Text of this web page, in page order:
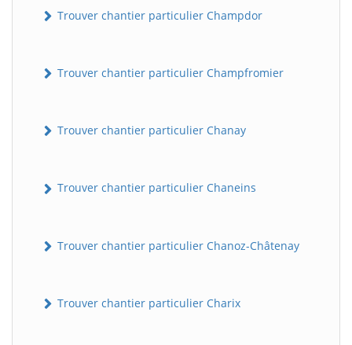
Trouver chantier particulier Champdor
Trouver chantier particulier Champfromier
Trouver chantier particulier Chanay
Trouver chantier particulier Chaneins
Trouver chantier particulier Chanoz-Châtenay
Trouver chantier particulier Charix